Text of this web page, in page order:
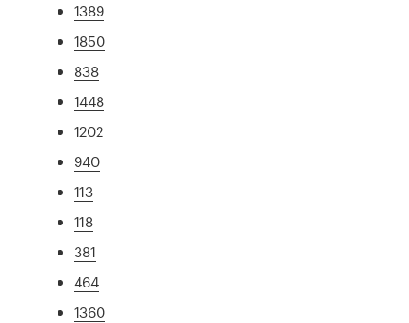
1389
1850
838
1448
1202
940
113
118
381
464
1360